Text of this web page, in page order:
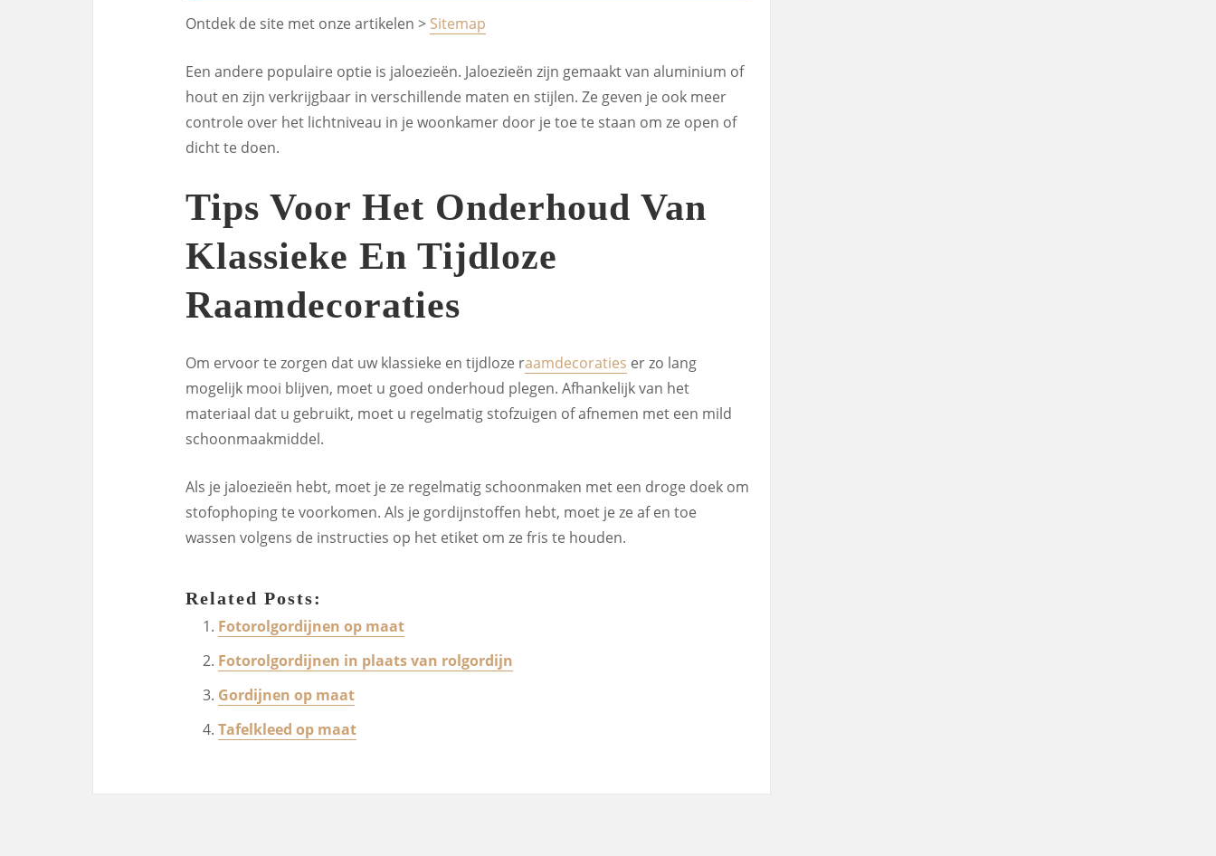
Ontdek de site met onze artikelen > Sitemap
Een andere populaire optie is jaloezieën. Jaloezieën zijn gemaakt van aluminium of
hout en zijn verkrijgbaar in verschillende maten en stijlen. Ze geven je ook meer
controle over het lichtniveau in je woonkamer door je toe te staan om ze open of
dicht te doen.
Tips Voor Het Onderhoud Van
Klassieke En Tijdloze
Raamdecoraties
Om ervoor te zorgen dat uw klassieke en tijdloze raamdecoraties er zo lang
mogelijk mooi blijven, moet u goed onderhoud plegen. Afhankelijk van het
materiaal dat u gebruikt, moet u regelmatig stofzuigen of afnemen met een mild
schoonmaakmiddel.
Als je jaloezieën hebt, moet je ze regelmatig schoonmaken met een droge doek om
stofophoping te voorkomen. Als je gordijnstoffen hebt, moet je ze af en toe
wassen volgens de instructies op het etiket om ze fris te houden.
Related Posts:
Fotorolgordijnen op maat
Fotorolgordijnen in plaats van rolgordijn
Gordijnen op maat
Tafelkleed op maat